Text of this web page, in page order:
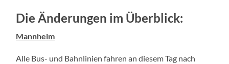
Die Änderungen im Überblick:
Mannheim
Alle Bus- und Bahnlinien fahren an diesem Tag nach